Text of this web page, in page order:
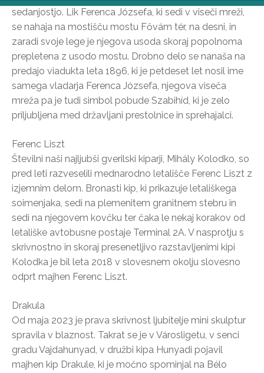
sedanjostjo. Lik Ferenca Józsefa, ki sedi v viseči mreži,
se nahaja na mostišču mostu Fővám tér, na desni, in
zaradi svoje lege je njegova usoda skoraj popolnoma
prepletena z usodo mostu. Drobno delo se nanaša na
predajo viadukta leta 1896, ki je petdeset let nosil ime
samega vladarja Ferenca Józsefa, njegova viseča
mreža pa je tudi simbol pobude Szabihíd, ki je zelo
priljubljena med državljani prestolnice in sprehajalci.
Ferenc Liszt
Številni naši najljubši gverilski kiparji, Mihály Kolodko, so
pred leti razveselili mednarodno letališče Ferenc Liszt z
izjemnim delom. Bronasti kip, ki prikazuje letališkega
soimenjaka, sedi na plemenitem granitnem stebru in
sedi na njegovem kovčku ter čaka le nekaj korakov od
letališke avtobusne postaje Terminal 2A. V nasprotju s
skrivnostno in skoraj presenetljivo razstavljenimi kipi
Kolodka je bil leta 2018 v slovesnem okolju slovesno
odprt majhen Ferenc Liszt.
Drakula
Od maja 2023 je prava skrivnost ljubitelje mini skulptur
spravila v blaznost. Takrat se je v Városligetu, v senci
gradu Vajdahunyad, v družbi kipa Hunyadi pojavil
majhen kip Drakule, ki je močno spominjal na Bélo